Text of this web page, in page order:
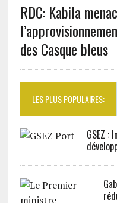
RDC: Kabila
des Casque bleus
LES PLUS POPULAIRES:
GSEZ